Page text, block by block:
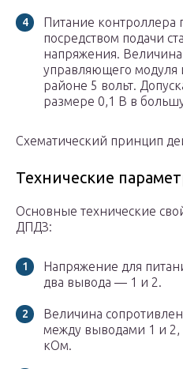
Питание контроллера
посредством подачи
напряжения. Величина
управляющего модуля
районе 5 вольт.
размере 0,1 В в
Схематический принцип
Технические
Основные технические
ДПДЗ:
Напряжение для
два вывода — 1 и 2.
Величина
между выводами 1 и 2,
кОм.